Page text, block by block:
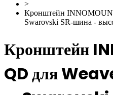
>
Кронштейн
Swarovski SR-шина -
Кронштейн
QD для